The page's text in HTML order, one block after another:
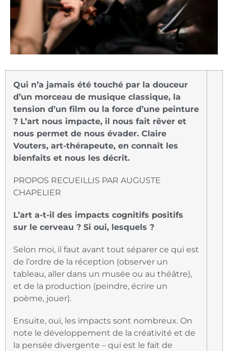
Qui n’a jamais été touché par la douceur
d’un morceau de musique classique, la
tension d’un film ou la force d’une peinture
? L’art nous impacte, il nous fait rêver et
nous permet de nous évader. Claire
Vouters, art-thérapeute, en connaît les
bienfaits et nous les décrit.
PROPOS RECUEILLIS PAR AUGUSTE
CHAPELIER
L’art a-t-il des impacts cognitifs positifs
sur le cerveau ? Si oui, lesquels ?
Selon moi, il faut avant tout séparer ce qui est
de l’ordre de la réception (observer un
tableau, aller dans un musée ou au théâtre),
et de la production (peindre, écrire un
poème, jouer).
Ensuite, oui, les impacts sont nombreux. On
note le développement de la créativité et de
la pensée divergente – qui est le fait de